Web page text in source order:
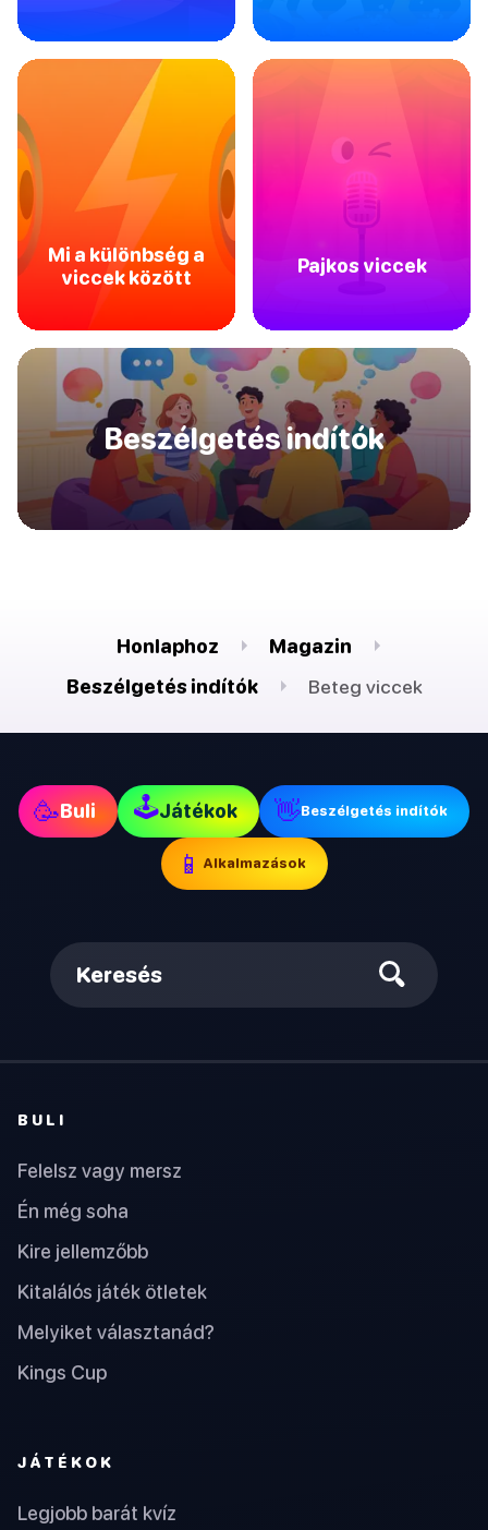
Mi a különbség a
viccek között
Pajkos viccek
Beszélgetés indítók
Honlaphoz
Magazin
Beszélgetés indítók
Beteg viccek
🥳Buli 🕹Játékok 👋Beszélgetés indítók
📱 Alkalmazások
Keresés
BULI
Felelsz vagy mersz
Én még soha
Kire jellemzőbb
Kitalálós játék ötletek
Melyiket választanád?
Kings Cup
JÁTÉKOK
Legjobb barát kvíz